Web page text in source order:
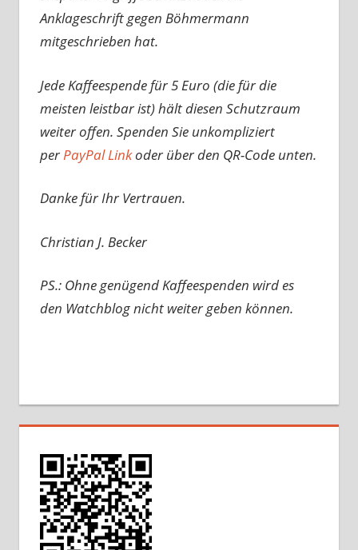
Anklageschrift gegen Böhmermann
mitgeschrieben hat.
Jede Kaffeespende für 5 Euro (die für die
meisten leistbar ist) hält diesen Schutzraum
weiter offen. Spenden Sie unkompliziert
perPayPal Linkoder über den QR-Code unten.
Danke für Ihr Vertrauen.
Christian J. Becker
PS.: Ohne genügend Kaffeespenden wird es
den Watchblog nicht weiter geben können.